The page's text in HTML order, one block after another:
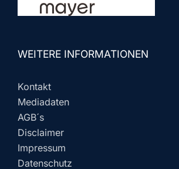
WEITERE INFORMATIONEN
Kontakt
Mediadaten
AGB´s
Disclaimer
Impressum
Datenschutz